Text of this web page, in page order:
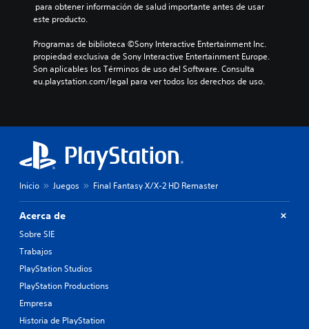
este producto.
Programas de biblioteca ©Sony Interactive Entertainment Inc.
propiedad exclusiva de Sony Interactive Entertainment Europe.
Son aplicables los Términos de uso del Software. Consulta
eu.playstation.com/legal para ver todos los derechos de uso.
Inicio Juegos Final Fantasy X/X-2 HD Remaster
Acerca de
Sobre SIE
Trabajos
PlayStation Studios
PlayStation Productions
Empresa
Historia de PlayStation